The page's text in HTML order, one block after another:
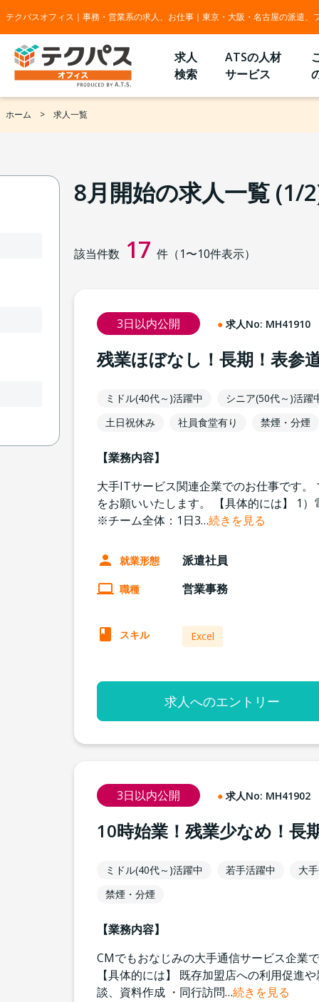
テクパスオフィス｜事務・営業系の求人、お仕事｜東京・大阪・名古屋の派遣、
求人
検索
ATSの人材
サービス
ホーム 求人一覧
8月開始の求人一覧 (1/
該当件数 17 件（1〜10件表示）
3日以内公開 求人No: MH41910
残業ほぼなし！長期！表参
ミドル(40代～)活躍中
シニア(50代～)活躍
土日祝休み
社員食堂有り 禁煙・分煙
【業務内容】
大手ITサービス関連企業でのお仕事です
をお願いいたします。 【具体的には】 1
※チーム全体：1日3…続きを見る
就業形態 派遣社員
職種 営業事務
スキル Excel
求人へのエントリー
3日以内公開 求人No: MH41902
10時始業！残業少なめ！長
ミドル(40代～)活躍中 若手活躍中
大
禁煙・分煙
【業務内容】
CMでもおなじみの大手通信サービス企業
【具体的には】 既存加盟店への利用促進
談、資料作成 ・同行訪問…続きを見る